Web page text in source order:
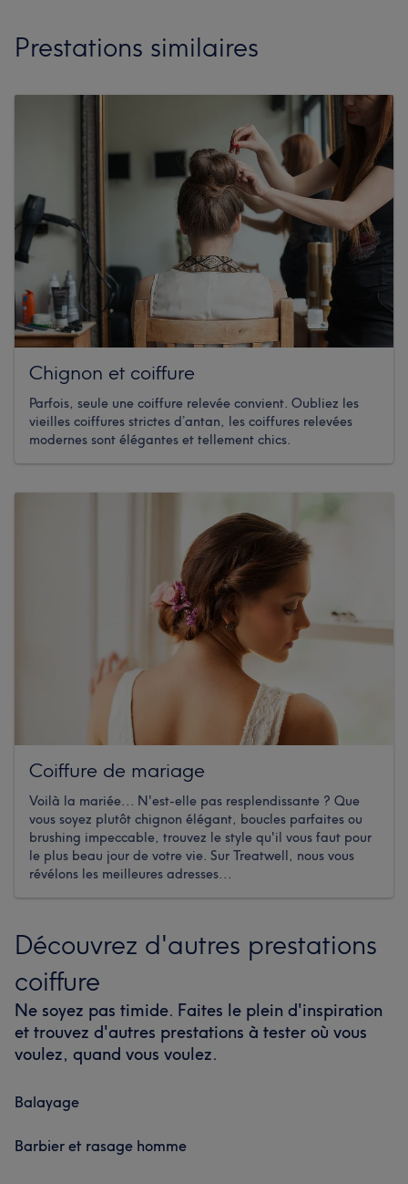
Prestations similaires
Chignon et coiffure
Parfois, seule une coiffure relevée convient. Oubliez les
vieilles coiffures strictes d’antan, les coiffures relevées
modernes sont élégantes et tellement chics.
Coiffure de mariage
Voilà la mariée... N'est-elle pas resplendissante ? Que
vous soyez plutôt chignon élégant, boucles parfaites ou
brushing impeccable, trouvez le style qu'il vous faut pour
le plus beau jour de votre vie. Sur Treatwell, nous vous
révélons les meilleures adresses...
Découvrez d'autres prestations
coiffure
Ne soyez pas timide. Faites le plein d'inspiration
et trouvez d'autres prestations à tester où vous
voulez, quand vous voulez.
Balayage
Barbier et rasage homme